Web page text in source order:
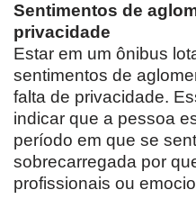
Sentimentos de
privacidade
Estar em um ônibus
sentimentos de
falta de privacidade.
indicar que a pessoa
período em que se
sobrecarregada por
profissionais ou